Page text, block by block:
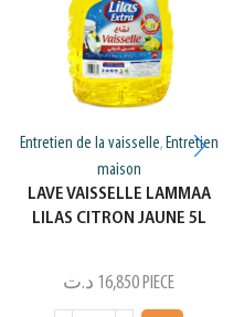
Entretien de la vaisselle, Entretien
maison
LAVE VAISSELLE LAMMAA
LILAS CITRON JAUNE 5L
16,850 د.ت PIECE